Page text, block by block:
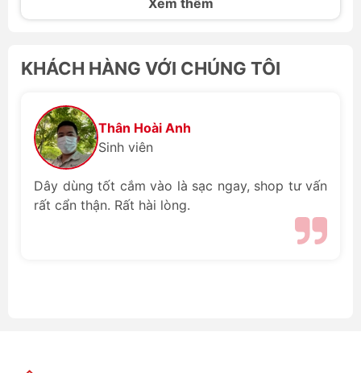
thách lớn. Để giải quyết vấn đề
được săn đón hàng đầu. Trong
vị cứu tinh nhờ khả năng làm mát
rảnh tay, thổi luồng gió trực tiếp
vào cơ thể dưới lớp áo quần mà
chúng ta sẽ cùng đặt lên bàn cân
so sánh quạt đeo hông Jisulife và
Aecooly với ba đại diện tiêu biểu
đang làm mưa làm gió tại hệ
KHÁCH HÀNG VỚI CHÚNG TÔI
Thân Hoài Anh
Sinh viên
Dây dùng tốt cắm vào là sạc ngay, shop tư vấn
rất cẩn thận. Rất hài lòng.